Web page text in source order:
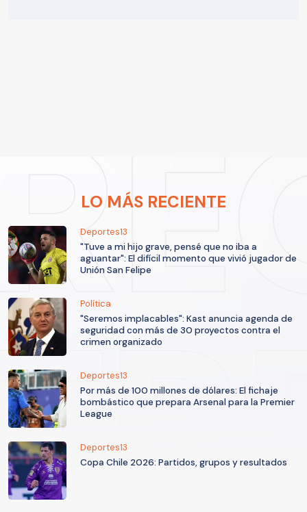
LO MÁS RECIENTE
Deportes13
"Tuve a mi hijo grave, pensé que no iba a
aguantar": El difícil momento que vivió jugador de
Unión San Felipe
Política
"Seremos implacables": Kast anuncia agenda de
seguridad con más de 30 proyectos contra el
crimen organizado
Deportes13
Por más de 100 millones de dólares: El fichaje
bombástico que prepara Arsenal para la Premier
League
Deportes13
Copa Chile 2026: Partidos, grupos y resultados